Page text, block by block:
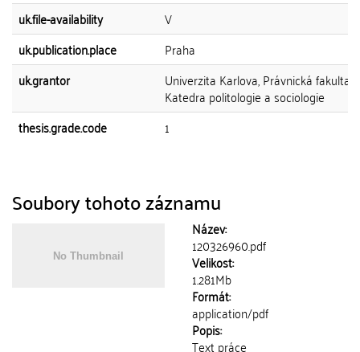
uk.file-availability
V
uk.publication.place
Praha
uk.grantor
Univerzita Karlova, Právnická fakulta,
Katedra politologie a sociologie
thesis.grade.code
1
Soubory tohoto záznamu
Název:
120326960.pdf
Velikost:
1.281Mb
Formát:
application/pdf
Popis:
Text práce